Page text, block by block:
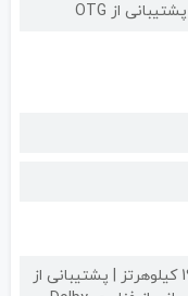
صدای 24 بیت / 192 کیلوهرتز | پشتیبانی از